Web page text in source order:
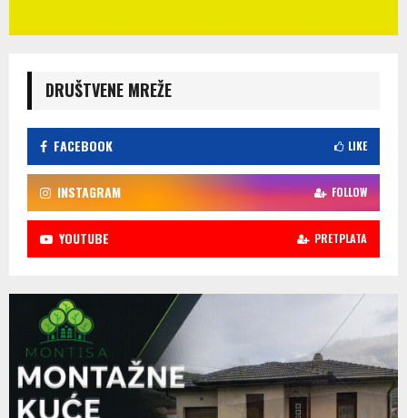
DRUŠTVENE MREŽE
FACEBOOK LIKE
INSTAGRAM FOLLOW
YOUTUBE PRETPLATA